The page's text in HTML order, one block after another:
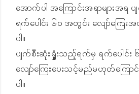
အောက်ပါ အကြောင်းအရာများအ
ရက်ပေါင်း ၆၀ အတွင်း လျော်ကြ
ပါ။
ပျက်စီးဆုံးရှုံးသည့်ရက်မှ ရက်ပေါင်း ၆
လျော်ကြေးပေးသင့်မည်မဟုတ်ကြော
ပါ။